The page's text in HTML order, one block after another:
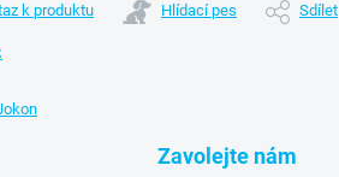
k produktu Hlídací pes Sdílet
Zavolejte nám